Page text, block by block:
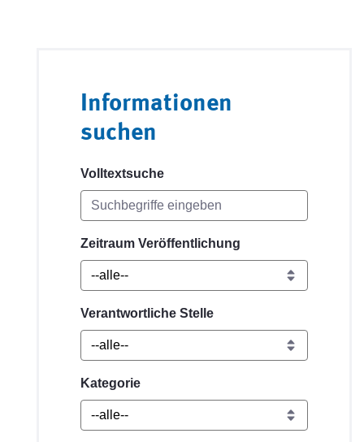
Informationen
suchen
Volltextsuche
Zeitraum Veröffentlichung
Verantwortliche Stelle
Kategorie